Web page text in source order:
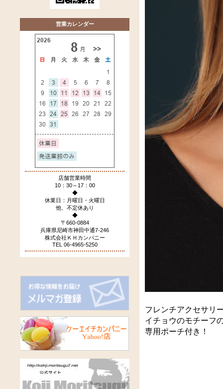
フレンチアクセサリ
イチョウのモチーフ
専用ポーチ付き！
営業カレンダー
店舗営業時間
10：30～17：00
◆
休業日：月曜日・火曜日
他、不定休あり
◆
〒660-0884
兵庫県尼崎市神田中通7-246
株式会社ＫＨカンパニー
TEL 06-4965-5250